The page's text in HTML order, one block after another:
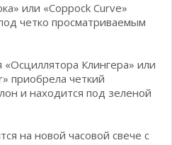
или «Coppock Curve»
четко просматриваемым
«Осциллятора Клингера» или
приобрела четкий
и находится под зеленой
на новой часовой свече с